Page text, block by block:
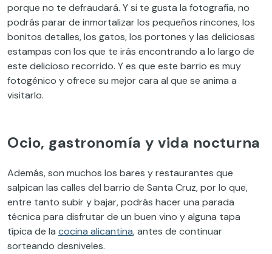
porque no te defraudará. Y si te gusta la fotografía, no
podrás parar de inmortalizar los pequeños rincones, los
bonitos detalles, los gatos, los portones y las deliciosas
estampas con los que te irás encontrando a lo largo de
este delicioso recorrido. Y es que este barrio es muy
fotogénico y ofrece su mejor cara al que se anima a
visitarlo.
Ocio, gastronomía y vida nocturna
Además, son muchos los bares y restaurantes que
salpican las calles del barrio de Santa Cruz, por lo que,
entre tanto subir y bajar, podrás hacer una parada
técnica para disfrutar de un buen vino y alguna tapa
típica de la cocina alicantina, antes de continuar
sorteando desniveles.